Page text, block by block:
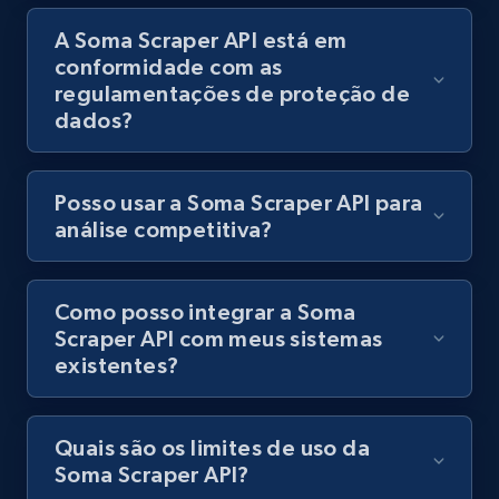
URL, Product id, Title, Images, Final price,
Currency, Discount, Initial price, and more.
1.1K+
Lowes.com
URL, Domain, Marketplace pn, Sku, Other pn,
Model number, Gtin ean pn, Product name, and
more.
991+ 162+
Lowes.com - Gather data on products using
A Soma Scraper API está em
conformidade com as
regulamentações de proteção de
dados?
Posso usar a Soma Scraper API para
análise competitiva?
Como posso integrar a Soma
Scraper API com meus sistemas
existentes?
Quais são os limites de uso da
Soma Scraper API?